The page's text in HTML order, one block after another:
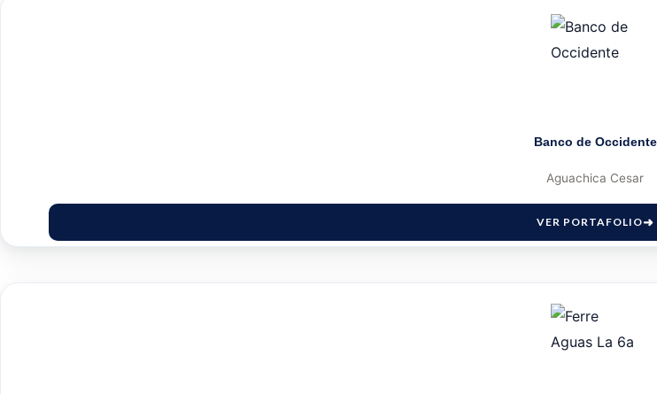
Banco de Occidente
Aguachica Cesar
VER PORTAFOLIO